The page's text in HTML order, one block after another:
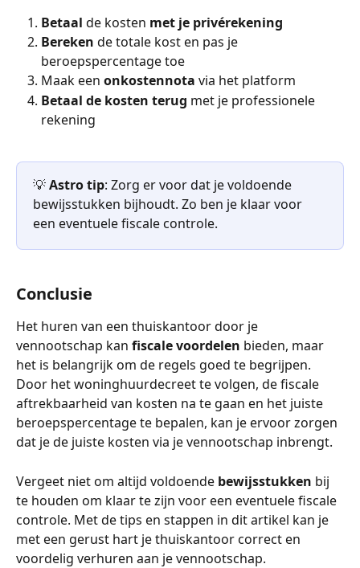
Betaal de kosten met je privérekening
Bereken de totale kost en pas je
beroepspercentage toe
Maak een onkostennota via het platform
Betaal de kosten terug met je professionele
rekening
💡 Astro tip: Zorg er voor dat je voldoende
bewijsstukken bijhoudt. Zo ben je klaar voor
een eventuele fiscale controle.
Conclusie
Het huren van een thuiskantoor door je
vennootschap kan fiscale voordelen bieden, maar
het is belangrijk om de regels goed te begrijpen.
Door het woninghuurdecreet te volgen, de fiscale
aftrekbaarheid van kosten na te gaan en het juiste
beroepspercentage te bepalen, kan je ervoor zorgen
dat je de juiste kosten via je vennootschap inbrengt.
Vergeet niet om altijd voldoende bewijsstukken bij
te houden om klaar te zijn voor een eventuele fiscale
controle. Met de tips en stappen in dit artikel kan je
met een gerust hart je thuiskantoor correct en
voordelig verhuren aan je vennootschap.